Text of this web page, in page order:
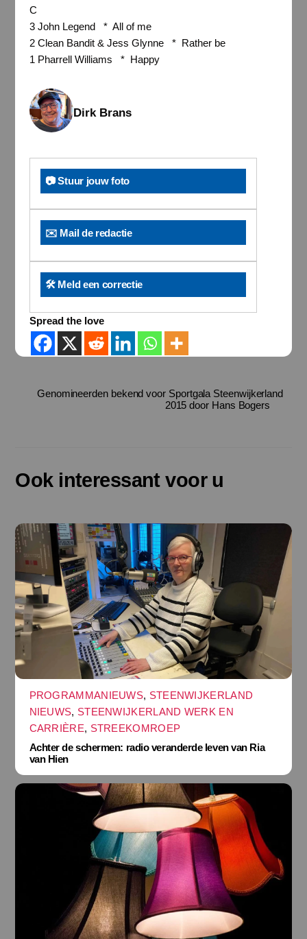
C
3 John Legend * All of me
2 Clean Bandit & Jess Glynne * Rather be
1 Pharrell Williams * Happy
Dirk Brans
📷 Stuur jouw foto
✉️ Mail de redactie
🛠️ Meld een correctie
Spread the love
Genomineerden bekend voor Sportgala Steenwijkerland
2015 door Hans Bogers
Ook interessant voor u
PROGRAMMANIEUWS, STEENWIJKERLAND
NIEUWS, STEENWIJKERLAND WERK EN
CARRIÈRE, STREEKOMROEP
Achter de schermen: radio veranderde leven van Ria
van Hien